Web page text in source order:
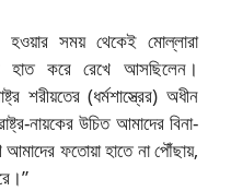
হওয়ার সময় থেকেই মোল্লারা
হাত করে রেখে আসছিলেন।
শরীয়তের (ধর্মশাস্ত্রের) অধীন
নায়কের উচিত আমাদের বিনা-
ফতোয়া হাতে না পৌঁছায়,